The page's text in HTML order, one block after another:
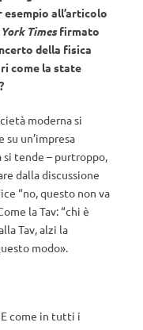
esempio all’articolo
Timesfirmato
della fisica
come la state
moderna si
un’impresa
tende – purtroppo,
dalla discussione
“no, questo non va
la Tav: “chi è
Tav, alzi la
modo».
come in tutti i